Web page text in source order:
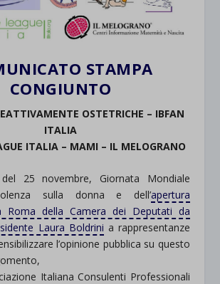
STAMPA
CONGIUNTO
OSTETRICHE – IBFAN
ITALIA
ITALIA – MAMI – IL MELOGRANO
25 novembre, Giornata Mondiale
sulla donna e dell’apertura
Roma della Camera dei Deputati da
Laura Boldrini a rappresentanze
l’opinione pubblica su questo
Italiana Consulenti Professionali